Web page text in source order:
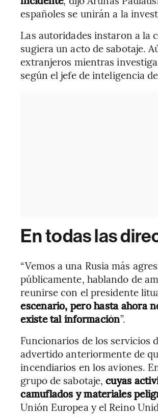
españoles se unirán a la
Las autoridades instaron a la
sugiera un acto de sabotaje.
extranjeros mientras
según el jefe de inteligencia
En todas las
“Vemos a una Rusia más
públicamente, hablando de
reunirse con el presidente
escenario, pero hasta ahora
existe tal información”.
Funcionarios de los servicios
advertido anteriormente de
incendiarios en los aviones.
grupo de sabotaje,cuyas
camuflados y materiales
Unión Europea y el Reino